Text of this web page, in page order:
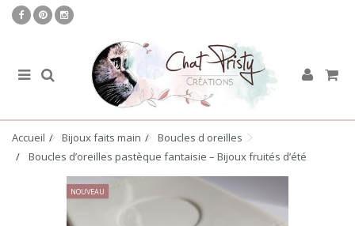
Accueil Bijoux faits main
Boucles d oreilles
Boucles d’oreilles pastèque fantaisie – Bijoux fruités d’été
NOUVEAU